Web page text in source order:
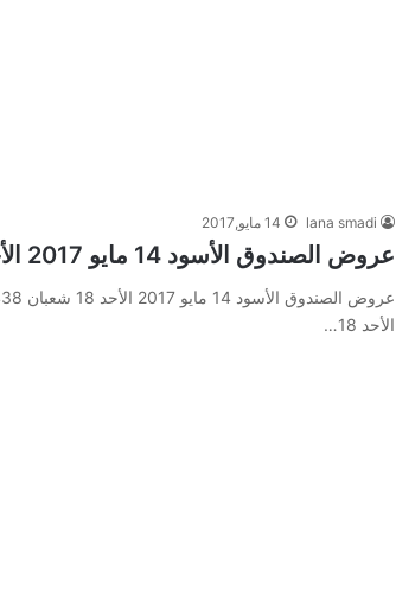
lana smadi 14 مايو,2017
عروض الصندوق الأسود 14 مايو 2017 الأحد 18 شعبان 1438 عروض رمضان
الأحد 18…